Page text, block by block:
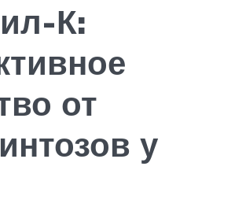
К:
от
у